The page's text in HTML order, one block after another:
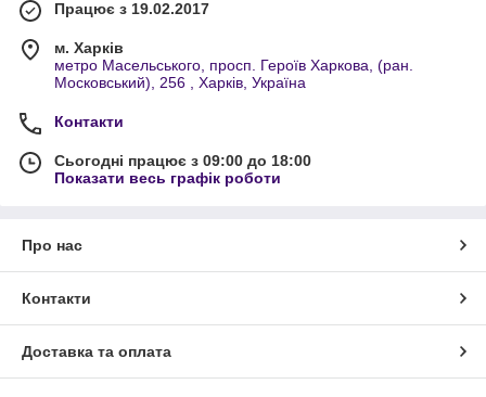
Працює з 19.02.2017
м. Харків
метро Масельського, просп. Героїв Харкова, (ран.
Московський), 256 , Харків, Україна
Контакти
Сьогодні працює з 09:00 до 18:00
Показати весь графік роботи
Про нас
Контакти
Доставка та оплата